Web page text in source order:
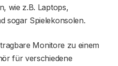
wie z.B. Laptops,
sogar Spielekonsolen.
Monitore zu einem
für verschiedene